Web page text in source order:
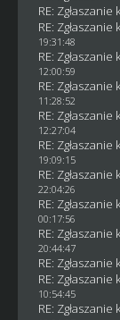
RE:
RE:
19:31:48
RE:
12:00:59
RE:
11:28:52
RE:
12:27:04
RE:
19:09:15
RE:
22:04:26
RE:
00:17:56
RE:
20:44:47
RE:
RE:
10:54:45
RE: